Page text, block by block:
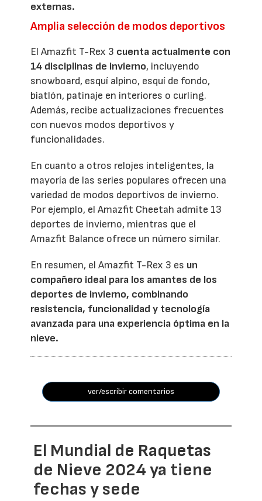
externas.
Amplia selección de modos deportivos
El Amazfit T-Rex 3 cuenta actualmente con
14 disciplinas de invierno, incluyendo
snowboard, esquí alpino, esquí de fondo,
biatlón, patinaje en interiores o curling.
Además, recibe actualizaciones frecuentes
con nuevos modos deportivos y
funcionalidades.
En cuanto a otros relojes inteligentes, la
mayoría de las series populares ofrecen una
variedad de modos deportivos de invierno.
Por ejemplo, el Amazfit Cheetah admite 13
deportes de invierno, mientras que el
Amazfit Balance ofrece un número similar.
En resumen, el Amazfit T-Rex 3 es un
compañero ideal para los amantes de los
deportes de invierno, combinando
resistencia, funcionalidad y tecnología
avanzada para una experiencia óptima en la
nieve.
ver/escribir comentarios
El Mundial de Raquetas
de Nieve 2024 ya tiene
fechas y sede